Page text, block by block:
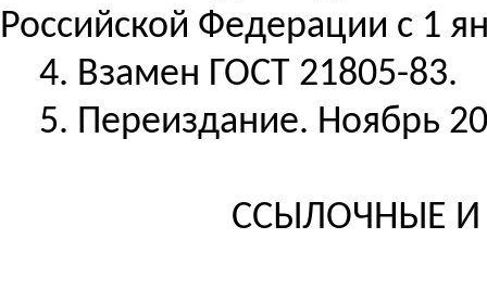
Российской Федерации с 1
4. Взамен ГОСТ 21805-83.
5. Переиздание. Ноябрь
ССЫЛОЧНЫЕ